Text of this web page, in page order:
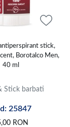
stick,
Borotalco Men,
40 ml
Stick barbati
25847
RON